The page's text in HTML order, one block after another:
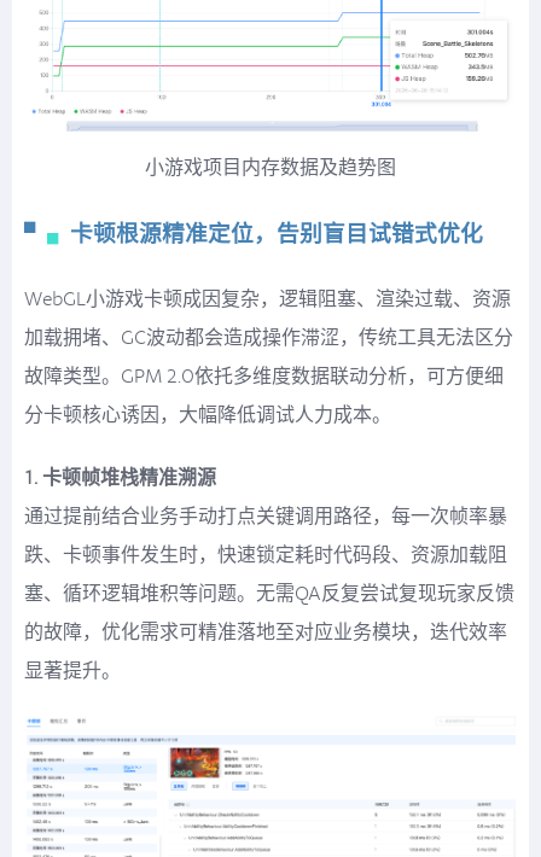
小游戏项目内存数据及趋势图
▘ ▖ 卡顿根源精准定位，告别盲目试错式优化
WebGL小游戏卡顿成因复杂，逻辑阻塞、渲染过载、资源
加载拥堵、GC波动都会造成操作滞涩，传统工具无法区分
故障类型。GPM 2.0依托多维度数据联动分析，可方便细
分卡顿核心诱因，大幅降低调试人力成本。
1. 卡顿帧堆栈精准溯源
通过提前结合业务手动打点关键调用路径，每一次帧率暴
跌、卡顿事件发生时，快速锁定耗时代码段、资源加载阻
塞、循环逻辑堆积等问题。无需QA反复尝试复现玩家反馈
的故障，优化需求可精准落地至对应业务模块，迭代效率
显著提升。